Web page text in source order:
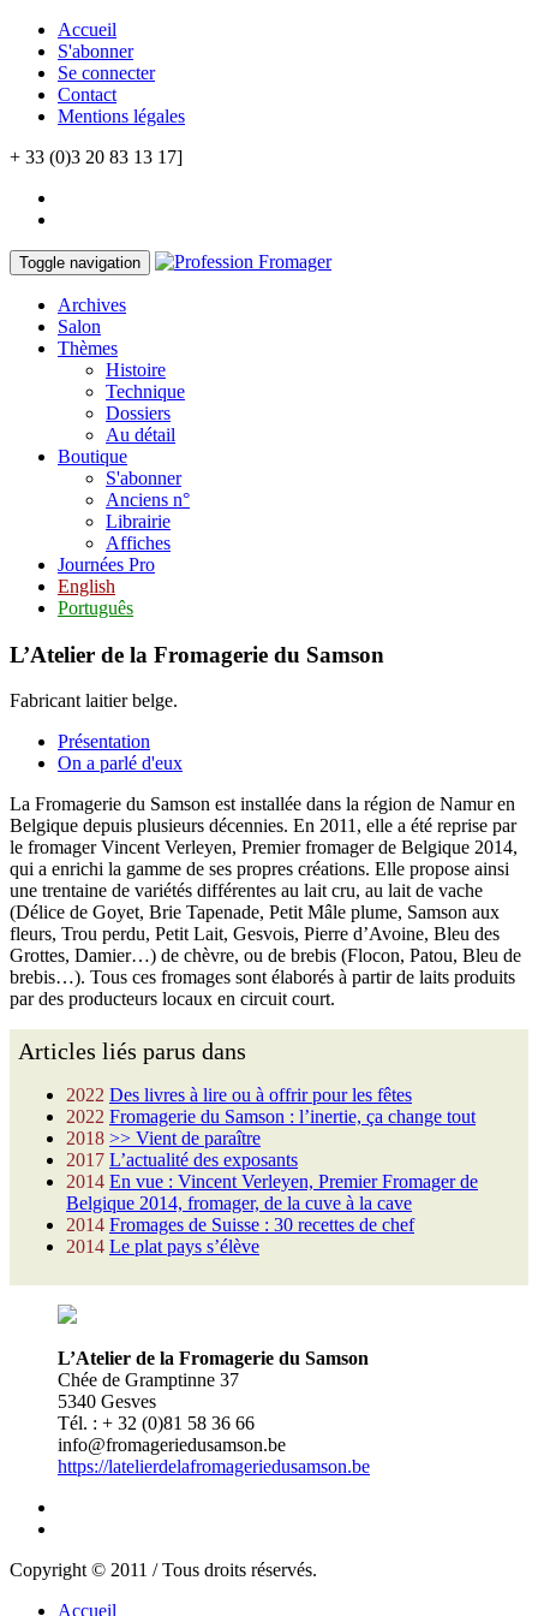
Accueil
S'abonner
Se connecter
Contact
Mentions légales
+ 33 (0)3 20 83 13 17]
Toggle navigation
Archives
Salon
Thèmes
Histoire
Technique
Dossiers
Au détail
Boutique
S'abonner
Anciens n°
Librairie
Affiches
Journées Pro
English
Português
L’Atelier de la Fromagerie du Samson
Fabricant laitier belge.
Présentation
On a parlé d'eux
La Fromagerie du Samson est installée dans la région de Namur en
Belgique depuis plusieurs décennies. En 2011, elle a été reprise par
le fromager Vincent Verleyen, Premier fromager de Belgique 2014,
qui a enrichi la gamme de ses propres créations. Elle propose ainsi
une trentaine de variétés différentes au lait cru, au lait de vache
(Délice de Goyet, Brie Tapenade, Petit Mâle plume, Samson aux
fleurs, Trou perdu, Petit Lait, Gesvois, Pierre d’Avoine, Bleu des
Grottes, Damier…) de chèvre, ou de brebis (Flocon, Patou, Bleu de
brebis…). Tous ces fromages sont élaborés à partir de laits produits
par des producteurs locaux en circuit court.
Articles liés parus dans
2022 Des livres à lire ou à offrir pour les fêtes
2022 Fromagerie du Samson : l’inertie, ça change tout
2018 >> Vient de paraître
2017 L’actualité des exposants
2014 En vue : Vincent Verleyen, Premier Fromager de
Belgique 2014, fromager, de la cuve à la cave
2014 Fromages de Suisse : 30 recettes de chef
2014 Le plat pays s’élève
L’Atelier de la Fromagerie du Samson
Chée de Gramptinne 37
5340 Gesves
Tél. : + 32 (0)81 58 36 66
info@fromageriedusamson.be
https://latelierdelafromageriedusamson.be
Copyright © 2011 / Tous droits réservés.
Accueil